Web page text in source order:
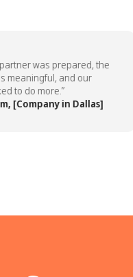
was prepared, the
and our
to do more.”
[Company in Dallas]